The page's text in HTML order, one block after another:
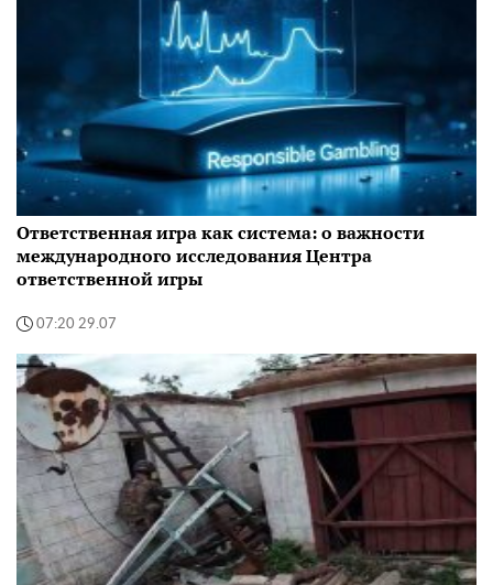
Ответственная игра как система: о важности
международного исследования Центра
ответственной игры
07:20 29.07